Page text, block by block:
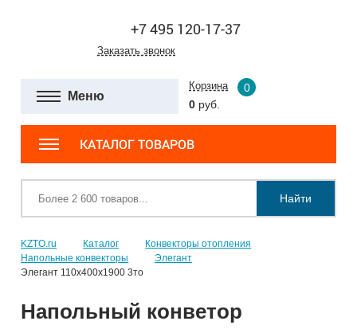
+7 495 120-17-37
Заказать звонок
Меню
Корзина
0
0 руб.
КАТАЛОГ ТОВАРОВ
Найти
KZTO.ru Каталог
Конвекторы отопления
Напольные конвекторы
Элегант
Элегант 110x400x1900 3то
Напольный конветор